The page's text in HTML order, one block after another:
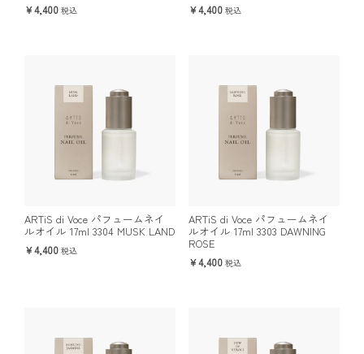
4,400 税込 4,400 税込
ARTiS di Voce パフュームネイ
ルオイル 17ml 3304 MUSK LAND
4,400 税込
ARTiS di Voce パフュームネイ
ルオイル 17ml 3303 DAWNING
ROSE
4,400 税込